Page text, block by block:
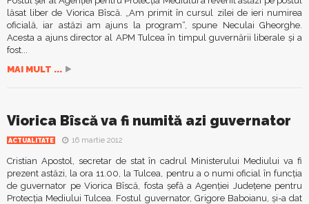
lăsat liber de Viorica Bîscă. „Am primit în cursul zilei de ieri numirea
oficială, iar astăzi am ajuns la program“, spune Neculai Gheorghe.
Acesta a ajuns director al APM Tulcea în timpul guvernării liberale şi a
fost...
MAI MULT ...
Viorica Bîscă va fi numită azi guvernator
ACTUALITATE 16 martie 2012
Cristian Apostol, secretar de stat în cadrul Ministerului Mediului va fi
prezent astăzi, la ora 11.00, la Tulcea, pentru a o numi oficial în funcţia
de guvernator pe Viorica Bîscă, fosta şefă a Agenţiei Judeţene pentru
Protecţia Mediului Tulcea. Fostul guvernator, Grigore Baboianu, şi-a dat